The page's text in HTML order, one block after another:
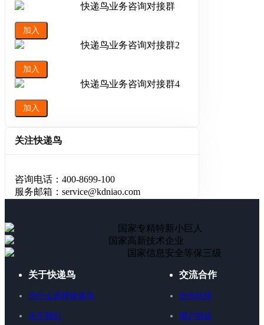
快递鸟业务咨询对接群
加入
快递鸟业务咨询对接群2
加入
快递鸟业务咨询对接群4
加入
关注快递鸟
咨询电话：400-8699-100
服务邮箱：service@kdniao.com
国家专精特新小巨人
国家高新技术企业
国家信息安全等保三级
关于快递鸟
为什么选择快递鸟
关于我们
交流合作
合作伙伴
用户协议